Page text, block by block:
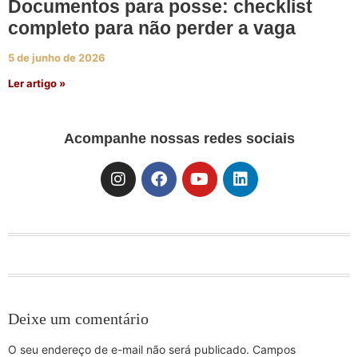
Documentos para posse: checklist
completo para não perder a vaga
5 de junho de 2026
Ler artigo »
Acompanhe nossas redes sociais
Deixe um comentário
O seu endereço de e-mail não será publicado. Campos